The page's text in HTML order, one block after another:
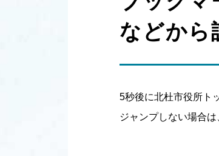
などから
5秒後に北杜市役所ト
ジャンプしない場合